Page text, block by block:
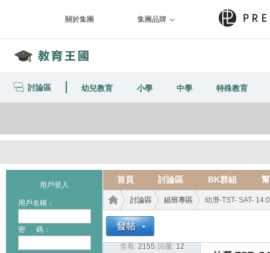
關於集團 集團品牌
討論區 幼兒教育 小學 中學 特殊教育
用戶登入
用戶名稱：
密 碼：
首頁 討論區 BK群組
›
討論區
›
組班專區 幼潛-TST- SAT-
查看: 2155 回覆: 12